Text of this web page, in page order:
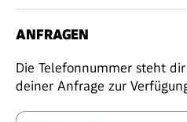
ANFRAGEN
Die Telefonnummer steht
deiner Anfrage zur